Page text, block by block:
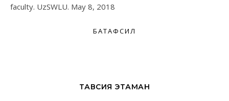
faculty. UzSWLU. May 8, 2018
БАТАФСИЛ
ТАВСИЯ ЭТАМАН